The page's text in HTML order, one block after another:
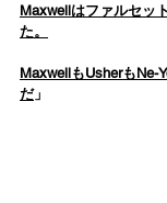
Maxwellはファルセッ
た。
MaxwellもUsherもNe-
だ」